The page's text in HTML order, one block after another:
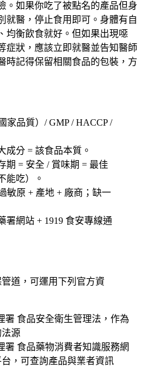
。如果你吃了被點名的產品但身
就醫，停止食用即可。身體有自
均衡飲食就好。但如果出現噁
症狀，應該立即就醫並告知醫師
時記得保留相關食品的包裝，方
家品質）/ GMP / HACCP /
成分 = 該食品本質。
期 = 安全 / 賞味期 = 最佳
能吃）。
敏原 + 產地 + 廠商；缺一
署網站 + 1919 食安專線通
道，可運用下列官方資
署 食品安全衛生管理法，作為
源
署 食品藥物消費者知識服務網
，可查詢產品與業者資訊